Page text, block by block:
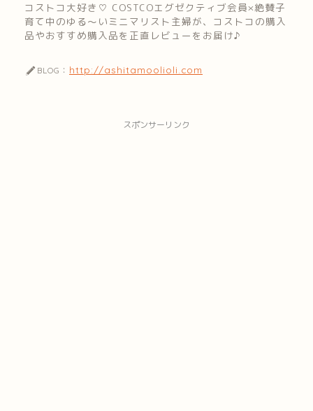
コストコ大好き♡ COSTCOエグゼクティブ会員×絶賛子
育て中のゆる～いミニマリスト主婦が、コストコの購入
品やおすすめ購入品を正直レビューをお届け♪
BLOG： http://ashitamoolioli.com
スポンサーリンク